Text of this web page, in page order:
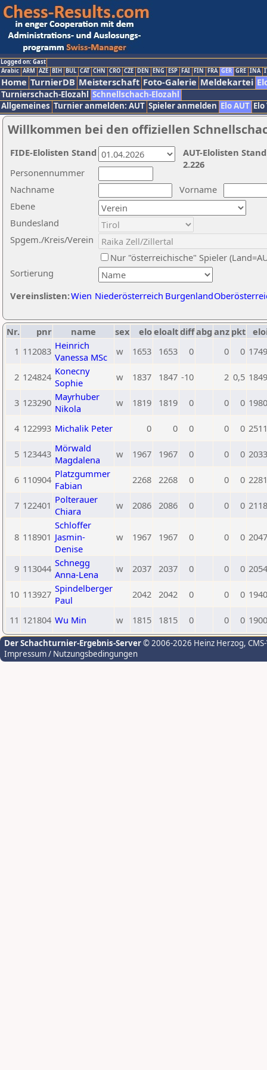
Logged on: Gast
Arabic ARM AZE BIH BUL CAT CHN CRO CZE DEN ENG ESP FAI FIN FRA GER GRE INA
Home TurnierDB Meisterschaft Foto-Galerie Meldekartei
Turnierschach-Elozahl Schnellschach-Elozahl
Allgemeines Turnier anmelden: AUT Spieler anmelden Elo AUT
Willkommen bei den offiziellen
Nachname
Vorname
Ebene
Sortierung
Personennummer
Bundesland
Spgem./Kreis/Verein
Nur "österreichische" Spieler
Vereinslisten:Wien Niederösterreich Burgenland
AUT-Elolisten
2.226
FIDE-Elolisten Stand
Nr. pnr name sex eloeloaltdiffabg anz pkt
1 112083 Heinrich
Vanessa MSc
w 1653 1653 0 0 0 1749
2 124824 Konecny
Sophie
w 1837 1847 -10 2 0,5 1849
3 123290 Mayrhuber
Nikola
w 1819 1819 0 0 0 1980
4 122993 Michalik Peter 0 0 0 0 0 2511
5 123443 Mörwald
Magdalena
w 1967 1967 0 0 0 2033
6 110904 Platzgummer
Fabian
2268 2268 0 0 0 2281
7 122401 Polterauer
Chiara
w 2086 2086 0 0 0 2118
8 118901
Schloffer
Jasmin-
Denise
w 1967 1967 0 0 0 2047
9 113044 Schnegg
Anna-Lena
w 2037 2037 0 0 0 2054
10 113927 Spindelberger
Paul
2042 2042 0 0 0 1940
11 121804 Wu Min w 1815 1815 0 0 0 1900
Der Schachturnier-Ergebnis-Server© 2006-2026 Heinz Herzog,
Impressum / Nutzungsbedingungen